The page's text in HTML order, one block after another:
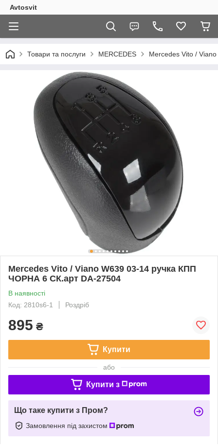
Avtosvit
Товари та послуги MERCEDES Mercedes Vito /
Mercedes Vito / Viano W639 03-14 ручка КПП
ЧОРНА 6 СК.арт DA-27504
В наявності
Код: 2810s6-1
Роздріб
895 ₴
Купити
або
Купити з
Що таке купити з Пром?
Замовлення під захистом